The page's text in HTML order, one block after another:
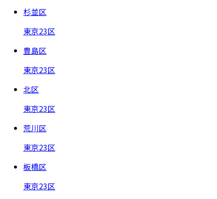
杉並区
東京23区
豊島区
東京23区
北区
東京23区
荒川区
東京23区
板橋区
東京23区